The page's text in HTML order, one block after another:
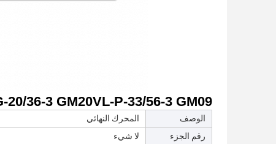
36-3 GM20VL-P-33/56-3 GM09
الوصف
المحرك النهائي
رقم الجزء
لا شيء